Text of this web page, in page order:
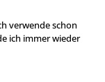
verwende schon
ich immer wieder